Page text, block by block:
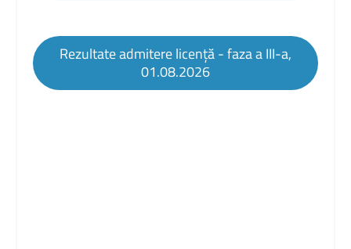
Rezultate admitere licență - faza a III-a,
01.08.2026